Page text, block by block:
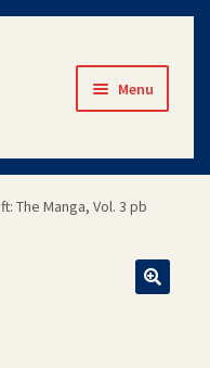
Menu
The Manga, Vol. 3 pb